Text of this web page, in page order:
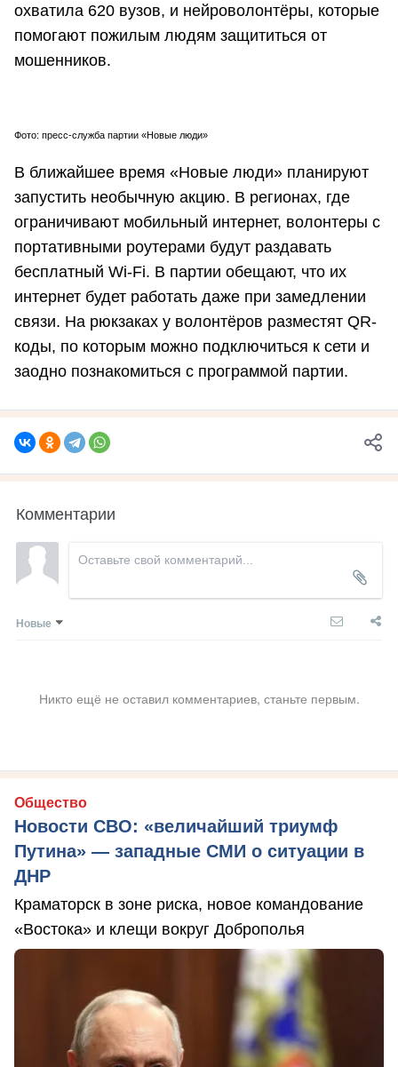
охватила 620 вузов, и нейроволонтёры, которые
помогают пожилым людям защититься от
мошенников.
Фото: пресс-служба партии «Новые люди»
В ближайшее время «Новые люди» планируют
запустить необычную акцию. В регионах, где
ограничивают мобильный интернет, волонтеры с
портативными роутерами будут раздавать
бесплатный Wi-Fi. В партии обещают, что их
интернет будет работать даже при замедлении
связи. На рюкзаках у волонтёров разместят QR-
коды, по которым можно подключиться к сети и
заодно познакомиться с программой партии.
Комментарии
Новые
Никто ещё не оставил комментариев, станьте первым.
Общество
Новости СВО: «величайший триумф
Путина» — западные СМИ о ситуации в
ДНР
Краматорск в зоне риска, новое командование
«Востока» и клещи вокруг Доброполья